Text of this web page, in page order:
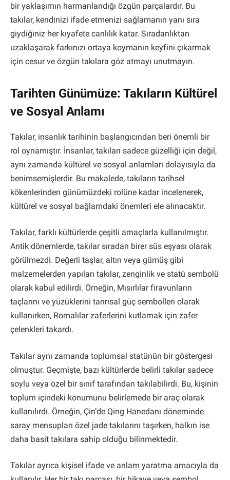
bir yaklaşımın harmanlandığı özgün parçalardır. Bu
takılar, kendinizi ifade etmenizi sağlamanın yanı sıra
giydiğiniz her kıyafete canlılık katar. Sıradanlıktan
uzaklaşarak farkınızı ortaya koymanın keyfini çıkarmak
için cesur ve özgün takılara göz atmayı unutmayın.
Tarihten Günümüze: Takıların Kültürel
ve Sosyal Anlamı
Takılar, insanlık tarihinin başlangıcından beri önemli bir
rol oynamıştır. İnsanlar, takıları sadece güzelliği için değil,
aynı zamanda kültürel ve sosyal anlamları dolayısıyla da
benimsemişlerdir. Bu makalede, takıların tarihsel
kökenlerinden günümüzdeki rolüne kadar incelenerek,
kültürel ve sosyal bağlamdaki önemleri ele alınacaktır.
Takılar, farklı kültürlerde çeşitli amaçlarla kullanılmıştır.
Antik dönemlerde, takılar sıradan birer süs eşyası olarak
görülmezdi. Değerli taşlar, altın veya gümüş gibi
malzemelerden yapılan takılar, zenginlik ve statü sembolü
olarak kabul edilirdi. Örneğin, Mısırlılar firavunların
taçlarını ve yüzüklerini tanrısal güç sembolleri olarak
kullanırken, Romalılar zaferlerini kutlamak için zafer
çelenkleri takardı.
Takılar aynı zamanda toplumsal statünün bir göstergesi
olmuştur. Geçmişte, bazı kültürlerde belirli takılar sadece
soylu veya özel bir sınıf tarafından takılabilirdi. Bu, kişinin
toplum içindeki konumunu belirlemede bir araç olarak
kullanılırdı. Örneğin, Çin’de Qing Hanedanı döneminde
saray mensupları özel jade takılarını taşırken, halkın ise
daha basit takılara sahip olduğu bilinmektedir.
Takılar ayrıca kişisel ifade ve anlam yaratma amacıyla da